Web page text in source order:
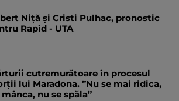
Niță și Cristi Pulhac, pronostic
Rapid - UTA
cutremurătoare în procesul
lui Maradona. ”Nu se mai ridica,
nu se spăla”